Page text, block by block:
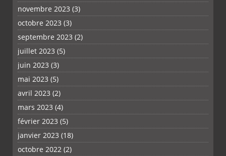
novembre 2023 (3)
octobre 2023 (3)
septembre 2023 (2)
juillet 2023 (5)
juin 2023 (3)
mai 2023 (5)
avril 2023 (2)
mars 2023 (4)
février 2023 (5)
janvier 2023 (18)
octobre 2022 (2)